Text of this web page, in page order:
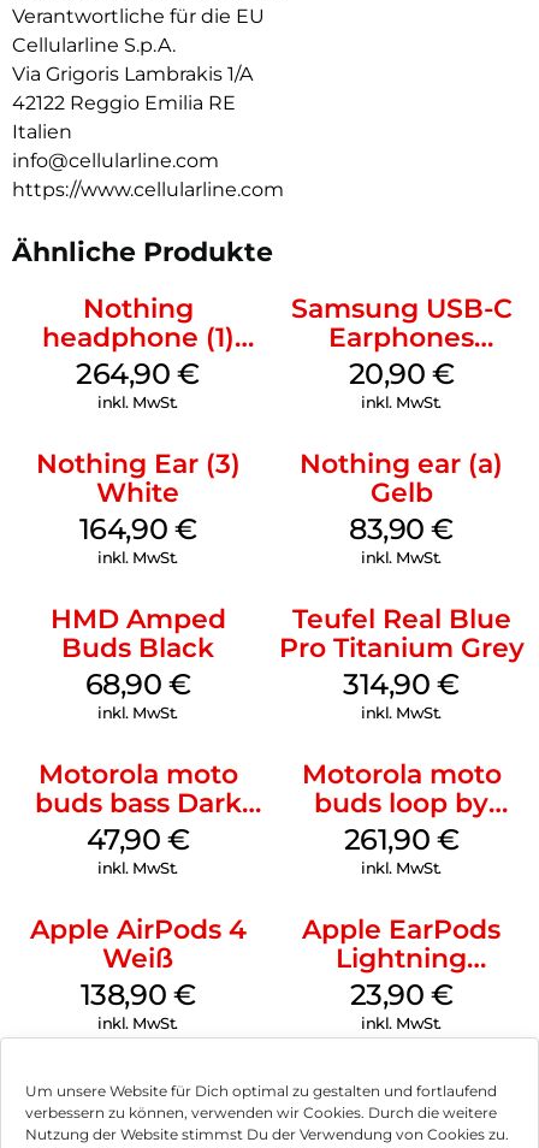
Um unsere Website für Dich optimal zu gestalten und fortlaufend
verbessern zu können, verwenden wir Cookies. Durch die weitere
Nutzung der Website stimmst Du der Verwendung von Cookies zu.
Verantwortliche für die EU
Cellularline S.p.A.
Via Grigoris Lambrakis 1/A
42122 Reggio Emilia RE
Italien
info@cellularline.com
https://www.cellularline.com
Ähnliche Produkte
Nothing
headphone (1)
Weiß
264,90€
inkl. MwSt.
Samsung USB-C
Earphones
Schwarz
20,90 €
inkl. MwSt.
Nothing Ear (3)
White
164,90 €
inkl. MwSt.
Nothing ear (a)
Gelb
83,90€
inkl. MwSt.
HMD Amped
Buds Black
68,90 €
inkl. MwSt.
Teufel Real Blue
Pro Titanium Grey
314,90€
inkl. MwSt.
Motorola moto
buds bass Dark
Shadow
47,90 €
inkl. MwSt.
Motorola moto
buds loop by
Swarovski French
Oak
261,90 €
inkl. MwSt.
Apple AirPods 4
Weiß
138,90 €
inkl. MwSt.
Apple EarPods
Lightning
Anschluss Weiß
23,90 €
inkl. MwSt.